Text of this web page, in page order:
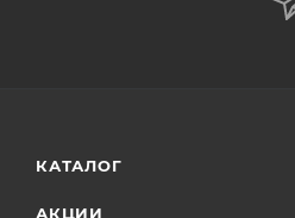
КАТАЛОГ
АКЦИИ